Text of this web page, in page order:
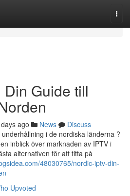
Din Guide till
ago News
Discuss
i de nordiska länderna ?
inblick över marknaden av IPTV i
alternativen för att titta på
48030765/nordic-iptv-din-
Upvoted